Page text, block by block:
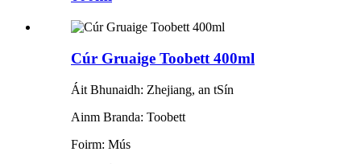
Cúr Gruaige Toobett 400ml
Áit Bhunaidh: Zhejiang, an tSín
Ainm Branda: Toobett
Foirm: Mús